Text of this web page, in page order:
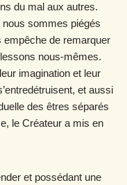
du mal aux autres.
sommes piégés
empêche de remarquer
nous-mêmes.
imagination et leur
et aussi
des êtres séparés
le Créateur a mis en
et possédant une